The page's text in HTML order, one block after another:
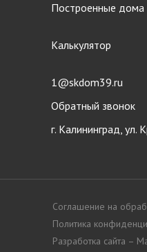
Построенные дома
Калькулятор
1@skdom39.ru
Обратный звонок
г. Калининград, ул.
Политика
Соглашение на
Разработка сайта –